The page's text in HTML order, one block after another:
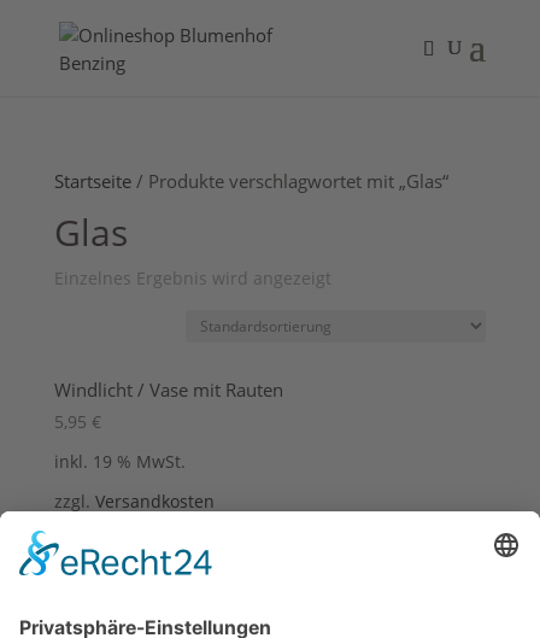
Startseite/ Produkte verschlagwortet mit „Glas“
Glas
Einzelnes Ergebnis wird angezeigt
Windlicht / Vase mit Rauten
5,95 €
inkl. 19 % MwSt.
zzgl. Versandkosten
© Blumenhof Benzing, 2018